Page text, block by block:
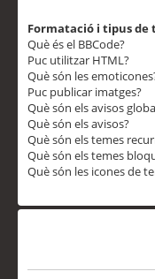
Formatació i tipus de
Què és el BBCode?
Puc utilitzar HTML?
Què són les
Puc publicar imatges?
Què són els avisos
Què són els avisos?
Què són els temes
Què són els temes
Què són les icones de